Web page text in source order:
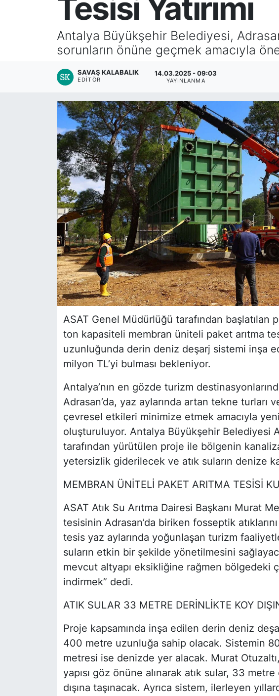
Tesisi Yatırımı
Antalya Büyükşehir Belediyesi,
sorunların önüne geçmek amacıyla
SAVAŞ KALABALIK
EDITÖR
14.03.2025 - 09:03
YAYINLANMA
ASAT Genel Müdürlüğü tarafından başlatılan
ton kapasiteli membran üniteli paket arıtma
uzunluğunda derin deniz deşarj sistemi inşa
milyon TL’yi bulması bekleniyor.
Antalya’nın en gözde turizm
Adrasan’da, yaz aylarında artan tekne
çevresel etkileri minimize etmek amacıyla
oluşturuluyor. Antalya Büyükşehir Belediyesi
tarafından yürütülen proje ile bölgenin
yetersizlik giderilecek ve atık suların denize
MEMBRAN ÜNİTELİ PAKET ARITMA TESİSİ
ASAT Atık Su Arıtma Dairesi Başkanı Murat
tesisinin Adrasan’da biriken fosseptik
tesis yaz aylarında yoğunlaşan turizm
suların etkin bir şekilde yönetilmesini
mevcut altyapı eksikliğine rağmen bölgedeki
indirmek” dedi.
ATIK SULAR 33 METRE DERİNLİKTE KOY
Proje kapsamında inşa edilen derin deniz
400 metre uzunluğa sahip olacak. Sistemin
metresi ise denizde yer alacak. Murat Otuzaltı,
yapısı göz önüne alınarak atık sular, 33
dışına taşınacak. Ayrıca sistem, ilerleyen